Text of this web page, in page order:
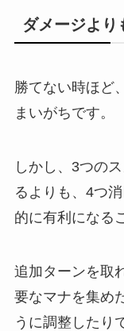
ダメージより
勝てない時ほど
まいがちです。
しかし、3つの
るよりも、4つ
的に有利になる
追加ターンを取
要なマナを集め
うに調整したり